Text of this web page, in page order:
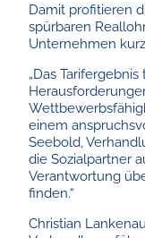
Damit profitieren
spürbaren
Unternehmen
„Das
einem
Seebold,
die Sozialpartner
Verantwortung
finden.“
Christian